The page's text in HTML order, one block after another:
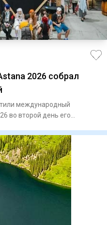
2026 собрал
международный
во второй день его